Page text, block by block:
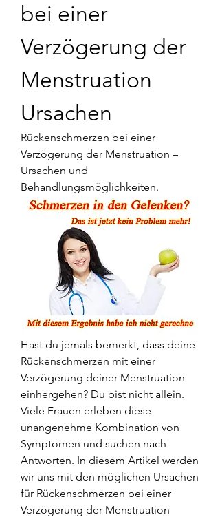
bei einer
Verzögerung der
Menstruation
Ursachen
Rückenschmerzen bei einer
Verzögerung der Menstruation –
Ursachen und
Behandlungsmöglichkeiten.
Hast du jemals bemerkt, dass deine
Rückenschmerzen mit einer
Verzögerung deiner Menstruation
einhergehen? Du bist nicht allein.
Viele Frauen erleben diese
unangenehme Kombination von
Symptomen und suchen nach
Antworten. In diesem Artikel werden
wir uns mit den möglichen Ursachen
für Rückenschmerzen bei einer
Verzögerung der Menstruation